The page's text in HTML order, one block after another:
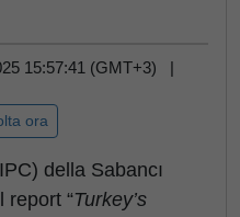
15:57:41 (GMT+3) |
ora
della Sabancı
report “Turkey’s